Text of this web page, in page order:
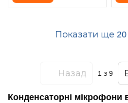
Показати ще 20
Назад 1з 9
Конденсаторні мікрофони